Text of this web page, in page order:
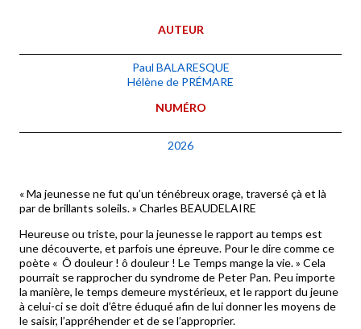
AUTEUR
Paul BALARESQUE
Hélène de PRÉMARE
NUMÉRO
2026
« Ma jeunesse ne fut qu’un ténébreux orage, traversé çà et là
par de brillants soleils. » Charles BEAUDELAIRE
Heureuse ou triste, pour la jeunesse le rapport au temps est
une découverte, et parfois une épreuve. Pour le dire comme ce
poète « Ô douleur ! ô douleur ! Le Temps mange la vie. » Cela
pourrait se rapprocher du syndrome de Peter Pan. Peu importe
la manière, le temps demeure mystérieux, et le rapport du jeune
à celui-ci se doit d’être éduqué afin de lui donner les moyens de
le saisir, l’appréhender et de se l’approprier.